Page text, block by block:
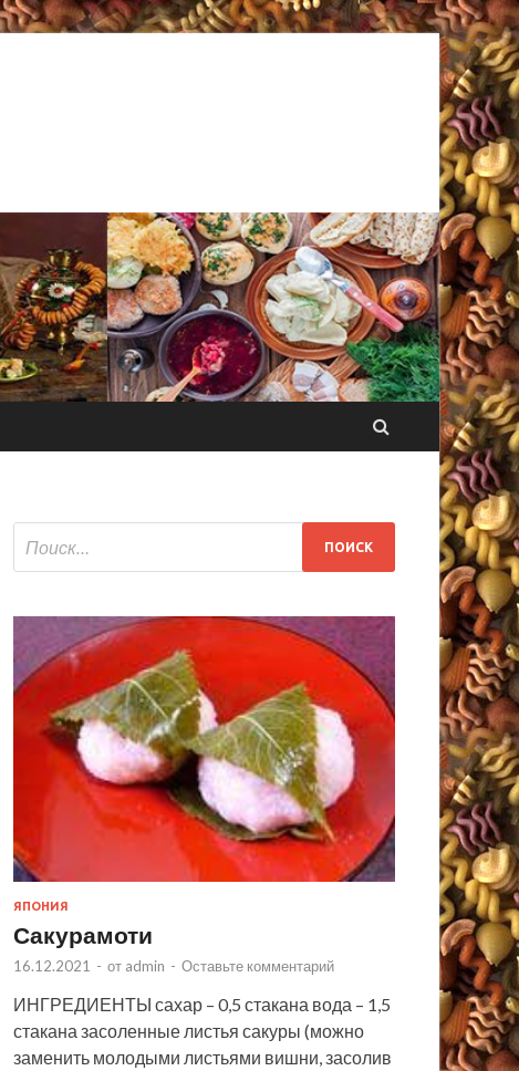
ЯПОНИЯ
Сакурамоти
16.12.2021 - от admin - Оставьте комментарий
ИНГРЕДИЕНТЫ сахар – 0,5 стакана вода – 1,5
стакана засоленные листья сакуры (можно
заменить молодыми листьями вишни, засолив